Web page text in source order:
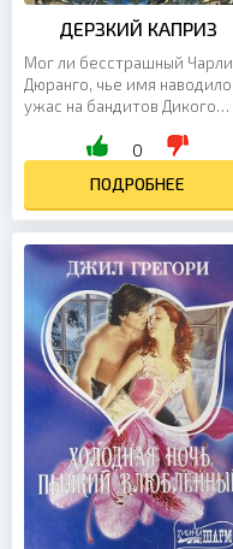
ДЕРЗКИЙ КАПРИЗ
Мог ли бесстрашный Чарли
Дюранго, чье имя наводило
ужас на бандитов Дикого
превратиться в ранимого
пытающегося...
0
ПОДРОБНЕЕ